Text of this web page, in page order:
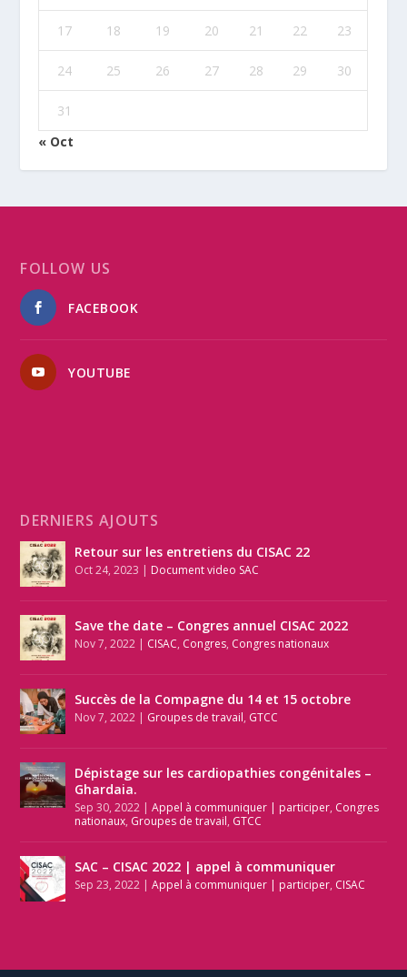
17 18 19 20 21 22 23
24 25 26 27 28 29 30
31
« Oct
FOLLOW US
FACEBOOK
YOUTUBE
DERNIERS AJOUTS
Retour sur les entretiens du CISAC 22
Oct 24, 2023 | Document video SAC
Save the date – Congres annuel CISAC 2022
Nov 7, 2022 | CISAC, Congres, Congres nationaux
Succès de la Compagne du 14 et 15 octobre
Nov 7, 2022 | Groupes de travail, GTCC
Dépistage sur les cardiopathies congénitales –
Ghardaia.
Sep 30, 2022 |Appel à communiquer | participer, Congres
nationaux, Groupes de travail, GTCC
SAC – CISAC 2022 | appel à communiquer
Sep 23, 2022 |Appel à communiquer | participer, CISAC